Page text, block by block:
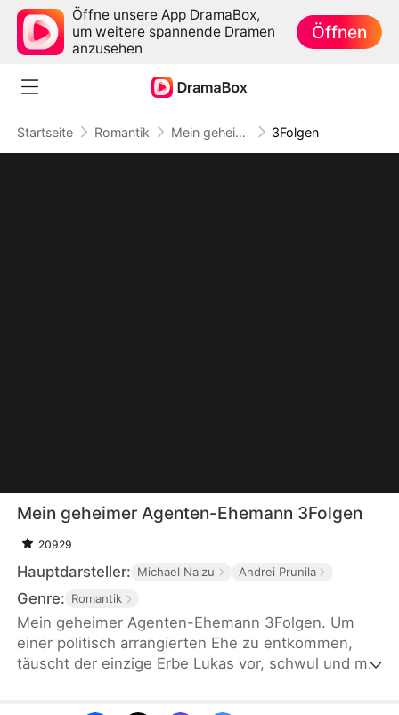
Öffne unsere App DramaBox,
um weitere spannende Dramen
anzusehen
Öffnen
Startseite Romantik Mein geheimer Agenten-Ehemann 3Folgen
Mein geheimer Agenten-Ehemann 3Folgen
20929
Hauptdarsteller: Michael Naizu Andrei Prunila
Genre: Romantik
Mein geheimer Agenten-Ehemann 3Folgen. Um
einer politisch arrangierten Ehe zu entkommen,
täuscht der einzige Erbe Lukas vor, schwul und mit